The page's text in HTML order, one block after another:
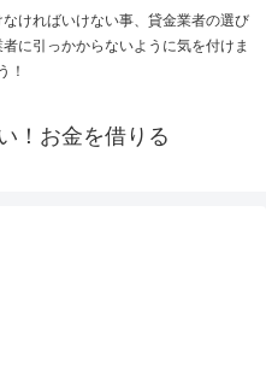
ければいけない事、貸金業者の選び
に引っかからないように気を付けま
！
！お金を借りる